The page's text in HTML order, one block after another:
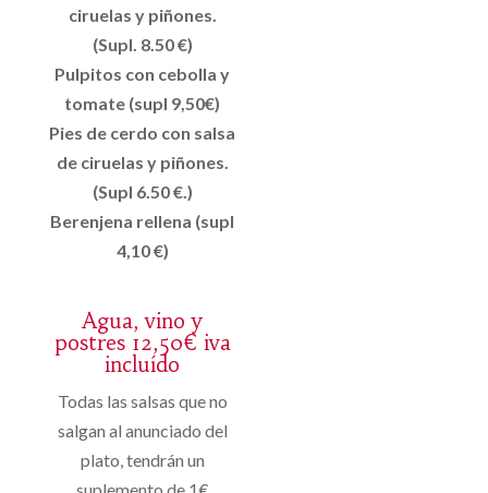
ciruelas y piñones.
(Supl. 8.50 €)
Pulpitos con cebolla y
tomate (supl 9,50€)
Pies de cerdo con salsa
de ciruelas y piñones.
(Supl 6.50 €.)
Berenjena rellena (supl
4,10 €)
Agua, vino y
postres 12,50€ iva
incluído
Todas las salsas que no
salgan al anunciado del
plato, tendrán un